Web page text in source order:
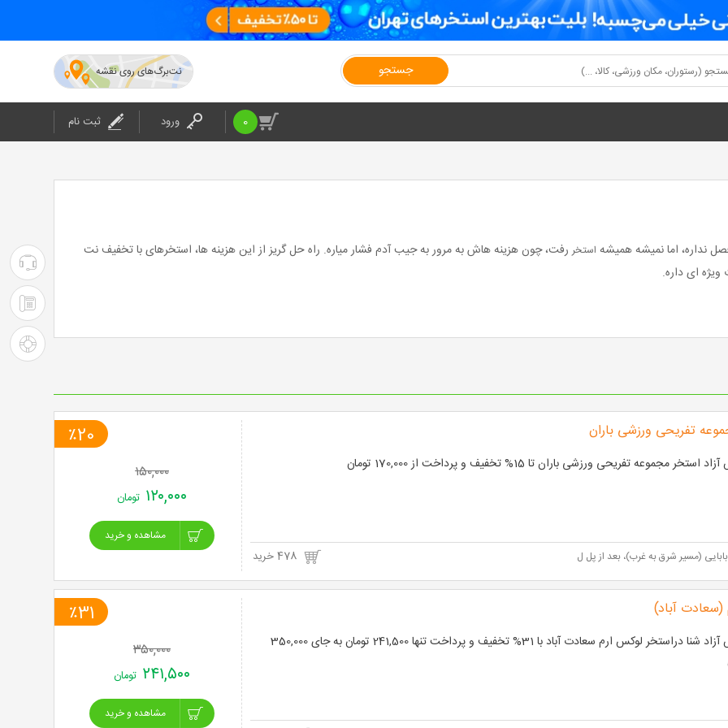
جستجو نت‌برگ‌های روی نقشه
0 ورود ثبت نام
نداره، اما نمیشه همیشه استخررفت، چون هزینه هاش به مرور به جیب آدم فشار میاره. راه حل گریز از این هزینه ها، استخرهای با تخفیف نت
ای داره.
تفریحی ورزشی باران
استخر مجموعه تفریحی ورزشی باران تا 15% تخفیف و پرداخت از 170,000 تومان
بابایی (مسیر شرق به غرب)، بعد از پل ل 478 خرید
٪20
۱۵۰,۰۰۰
۱۲۰,۰۰۰ تومان
مشاهده و خرید
(سعادت آباد)
سانس آزاد شنا دراستخر لوکس ارم سعادت آباد با 31% تخفیف و پرداخت تنها 241,500 تومان به جای 350,000
٪31
۳۵۰,۰۰۰
۲۴۱,۵۰۰ تومان
مشاهده و خرید
۰۲۱-۴۲۰۲۴
:
پشتیبانی
۰۲۱-۴۲۰۲۴
: شرکت
راهنمای